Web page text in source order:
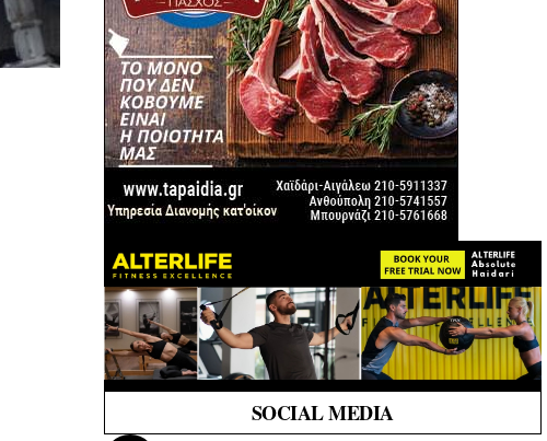
SOCIAL MEDIA